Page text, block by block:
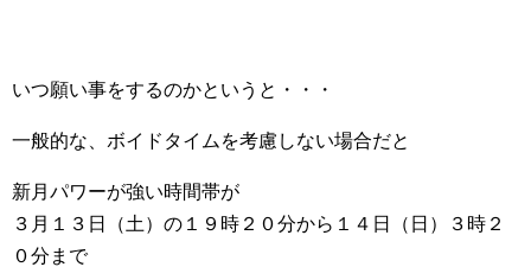
いつ願い事をするのかというと・・・
一般的な、ボイドタイムを考慮しない場合だと
新月パワーが強い時間帯が
３月１３日（土）の１９時２０分から１４日（日）３時２
０分まで